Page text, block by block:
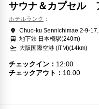
サウナ＆カプセル
ホテルランク
Chuo-ku Sennichimae 2-9-
地下鉄 日本橋駅(240m)
大阪国際空港 (ITM)(14km)
チェックイン
12:00
チェックアウト
10:00